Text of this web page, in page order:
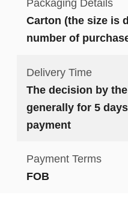
Packaging Details
Carton (the size is
number of
Delivery Time
The decision by
generally for 5
payment
Payment Terms
FOB